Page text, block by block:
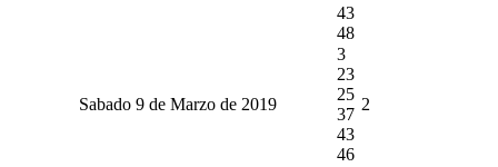
43
48
Sabado 9 de Marzo de 2019
3
23
25
37
43
46
2